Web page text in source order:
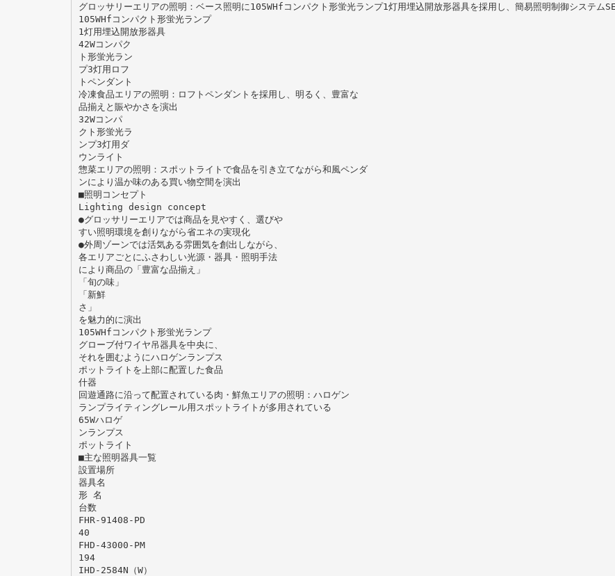
グロッサリーエリアの照明：ベース照明に105WHfコンパクト形蛍光ランプ1灯用埋込開放形器具を採用し、簡易照明制御システム
105WHfコンパクト形蛍光ランプ
1灯用埋込開放形器具
42Wコンパク
ト形蛍光ラン
プ3灯用ロフ
トペンダント
冷凍食品エリアの照明：ロフトペンダントを採用し、明るく、豊富な
品揃えと賑やかさを演出
32Wコンパ
クト形蛍光ラ
ンプ3灯用ダ
ウンライト
惣菜エリアの照明：スポットライトで食品を引き立てながら和風ペンダ
ンにより温か味のある買い物空間を演出
■照明コンセプト
Lighting design concept
●グロッサリーエリアでは商品を見やすく、選びや
すい照明環境を創りながら省エネの実現化
●外周ゾーンでは活気ある雰囲気を創出しながら、
各エリアごとにふさわしい光源・器具・照明手法
により商品の「豊富な品揃え」
「旬の味」
「新鮮
さ」
を魅力的に演出
105WHfコンパクト形蛍光ランプ
グローブ付ワイヤ吊器具を中央に、
それを囲むようにハロゲンランプス
ポットライトを上部に配置した食品
什器
回遊通路に沿って配置されている肉・鮮魚エリアの照明：ハロゲン
ランプライティングレール用スポットライトが多用されている
65Wハロゲ
ンランプス
ポットライト
■主な照明器具一覧
設置場所
器具名
形 名
台数
FHR-91408-PD
40
FHD-43000-PM
194
IHD-2584N（W）